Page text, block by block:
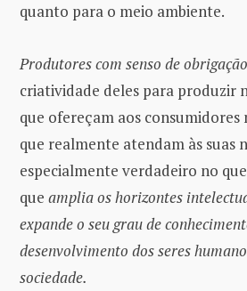
quanto para o meio ambiente.
Produtores com senso de
criatividade deles para produzir
que ofereçam aos consumidores
que realmente atendam às suas
especialmente verdadeiro no
que amplia os horizontes
expande o seu grau de
desenvolvimento dos seres
sociedade.